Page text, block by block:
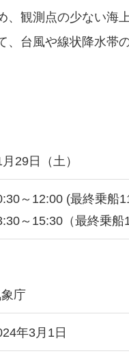
、観測点の少ない海
、台風や線状降水帯
29日（土）
～12:00 (最終乗船
～15:30（最終乗船
庁
年3月1日